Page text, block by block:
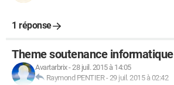
1 réponse
Theme soutenance informatique
Avartarbrix-28 juil. 2015 à 14:05
Raymond PENTIER-29 juil. 2015 à 02:42